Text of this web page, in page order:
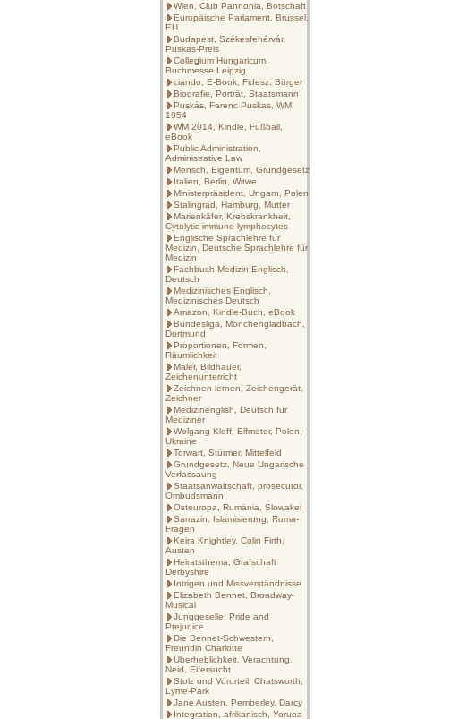
Wien, Club Pannonia, Botschaft
Europäische Parlament, Brussel,
EU
Budapest, Székesfehérvár,
Puskas-Preis
Collegium Hungaricum,
Buchmesse Leipzig
ciando, E-Book, Fidesz, Bürger
Biografie, Porträt, Staatsmann
Puskás, Ferenc Puskas, WM
1954
WM 2014, Kindle, Fußball,
eBook
Public Administration,
Administrative Law
Mensch, Eigentum, Grundgesetz
Italien, Berlin, Witwe
Ministerpräsident, Ungarn, Polen
Stalingrad, Hamburg, Mutter
Marienkäfer, Krebskrankheit,
Cytolytic immune lymphocytes
Englische Sprachlehre für
Medizin, Deutsche Sprachlehre für
Medizin
Fachbuch Medizin Englisch,
Deutsch
Medizinisches Englisch,
Medizinisches Deutsch
Amazon, Kindle-Buch, eBook
Bundesliga, Mönchengladbach,
Dortmund
Proportionen, Formen,
Räumlichkeit
Maler, Bildhauer,
Zeichenunterricht
Zeichnen lernen, Zeichengerät,
Zeichner
Medizinenglish, Deutsch für
Mediziner
Wolgang Kleff, Elfmeter, Polen,
Ukraine
Torwart, Stürmer, Mittelfeld
Grundgesetz, Neue Ungarische
Verfassaung
Staatsanwaltschaft, prosecutor,
Ombudsmann
Osteuropa, Rumänia, Slowakei
Sarrazin, Islamisierung, Roma-
Fragen
Keira Knightley, Colin Firth,
Austen
Heiratsthema, Grafschaft
Derbyshire
Intrigen und Missverständnisse
Elizabeth Bennet, Broadway-
Musical
Junggeselle, Pride and
Prejudice
Die Bennet-Schwestern,
Freundin Charlotte
Überheblichkeit, Verachtung,
Neid, Eifersucht
Stolz und Vorurteil, Chatsworth,
Lyme-Park
Jane Austen, Pemberley, Darcy
Integration, afrikanisch, Yoruba